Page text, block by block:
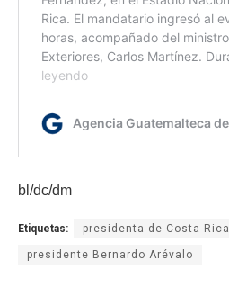
bl/dc/dm
Etiquetas: presidenta de Costa Rica
presidente Bernardo Arévalo